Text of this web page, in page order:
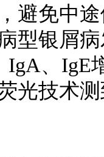
避免中
型银屑
IgA、IgE
光技术